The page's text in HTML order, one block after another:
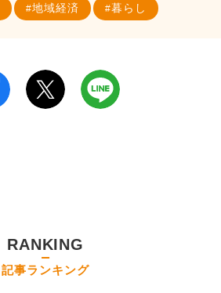
地域経済 暮らし
RANKING
記事ランキング